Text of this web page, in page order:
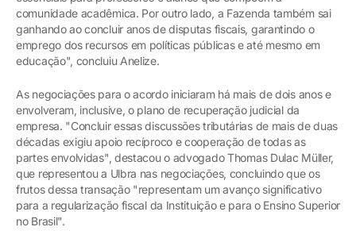
comunidade acadêmica. Por outro lado, a Fazenda também sai
ganhando ao concluir anos de disputas fiscais, garantindo o
emprego dos recursos em políticas públicas e até mesmo em
educação", concluiu Anelize.
As negociações para o acordo iniciaram há mais de dois anos e
envolveram, inclusive, o plano de recuperação judicial da
empresa. "Concluir essas discussões tributárias de mais de duas
décadas exigiu apoio recíproco e cooperação de todas as
partes envolvidas", destacou o advogado Thomas Dulac Müller,
que representou a Ulbra nas negociações, concluindo que os
frutos dessa transação "representam um avanço significativo
para a regularização fiscal da Instituição e para o Ensino Superior
no Brasil".